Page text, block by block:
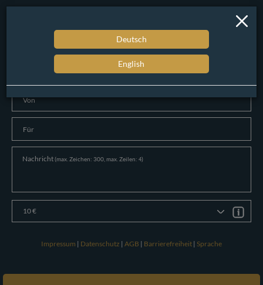
Bitte geben Sie eine Grußnachricht sowie den gewünschten
Aufladebetrag ein.
Von
Für
Nachricht(max. Zeichen: 300 , max. Zeilen: 4)
10 €
Impressum Datenschutz AGB Barrierefreiheit Sprache
Deutsch
English